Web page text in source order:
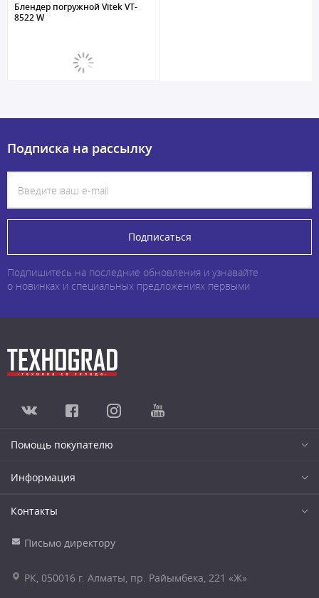
Блендер погружной Vitek VT-
8522 W
Подписка на рассылку
Подписаться
Подпишитесь на последние обновления и узнавайте
о новинках и специальных предложениях первыми
Помощь покупателю
Информация
Контакты
Письмо директору
РК, 050016 г. Алматы, пр. Райымбека, 221 «Ж»